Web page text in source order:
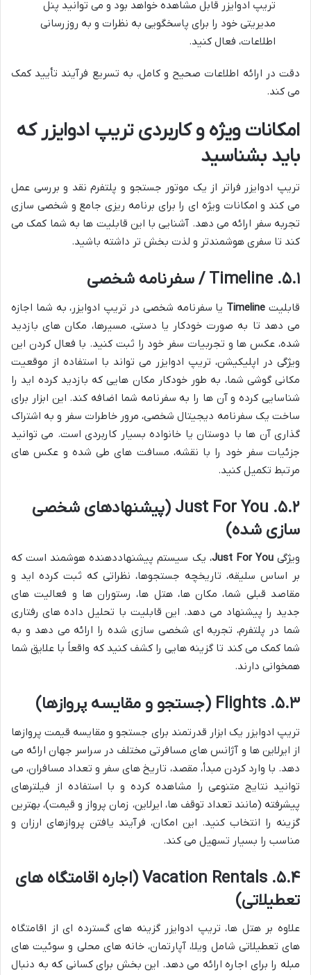
تریپ ادوایزر قابل مشاهده خواهد بود و می توانید پنل
مدیریتی خود را برای پاسخگویی به نظرات و به روزرسانی
اطلاعات، فعال کنید.
دقت در ارائه اطلاعات صحیح و کامل، به تسریع فرآیند تأیید کمک
می کند.
امکانات ویژه و کاربردی تریپ ادوایزر که
باید بشناسید
تریپ ادوایزر فراتر از یک موتور جستجو و پلتفرم نقد و بررسی عمل
می کند و امکانات ویژه ای را برای برنامه ریزی جامع و شخصی سازی
تجربه سفر ارائه می دهد. آشنایی با این قابلیت ها به شما کمک می
کند تا سفری هوشمندتر و لذت بخش تر داشته باشید.
۵.۱. Timeline / سفرنامه شخصی
قابلیت Timeline یا سفرنامه شخصی در تریپ ادوایزر، به شما اجازه
می دهد تا به صورت خودکار یا دستی، مسیرها، مکان های بازدید
شده، عکس ها و تجربیات سفر خود را ثبت کنید. با فعال کردن این
ویژگی در اپلیکیشن، تریپ ادوایزر می تواند با استفاده از موقعیت
مکانی گوشی شما، به طور خودکار مکان هایی که بازدید کرده اید را
شناسایی کرده و آن ها را به سفرنامه شما اضافه کند. این ابزار برای
ساخت یک سفرنامه دیجیتال شخصی، مرور خاطرات سفر و به اشتراک
گذاری آن ها با دوستان یا خانواده بسیار کاربردی است. می توانید
جزئیات سفر خود را با نقشه، مسافت های طی شده و عکس های
مرتبط تکمیل کنید.
۵.۲. Just For You (پیشنهادهای شخصی
سازی شده)
ویژگیJust For You، یک سیستم پیشنهاددهنده هوشمند است که
بر اساس سلیقه، تاریخچه جستجوها، نظراتی که ثبت کرده اید و
مقاصد قبلی شما، مکان ها، هتل ها، رستوران ها و فعالیت های
جدید را پیشنهاد می دهد. این قابلیت با تحلیل داده های رفتاری
شما در پلتفرم، تجربه ای شخصی سازی شده را ارائه می دهد و به
شما کمک می کند تا گزینه هایی را کشف کنید که واقعاً با علایق شما
همخوانی دارند.
۵.۳. Flights (جستجو و مقایسه پروازها)
تریپ ادوایزر یک ابزار قدرتمند برای جستجو و مقایسه قیمت پروازها
از ایرلاین ها و آژانس های مسافرتی مختلف در سراسر جهان ارائه می
دهد. با وارد کردن مبدأ، مقصد، تاریخ های سفر و تعداد مسافران، می
توانید نتایج متنوعی را مشاهده کرده و با استفاده از فیلترهای
پیشرفته (مانند تعداد توقف ها، ایرلاین، زمان پرواز و قیمت)، بهترین
گزینه را انتخاب کنید. این امکان، فرآیند یافتن پروازهای ارزان و
مناسب را بسیار تسهیل می کند.
۵.۴. Vacation Rentals (اجاره اقامتگاه های
تعطیلاتی)
علاوه بر هتل ها، تریپ ادوایزر گزینه های گسترده ای از اقامتگاه
های تعطیلاتی شامل ویلا، آپارتمان، خانه های محلی و سوئیت های
مبله را برای اجاره ارائه می دهد. این بخش برای کسانی که به دنبال